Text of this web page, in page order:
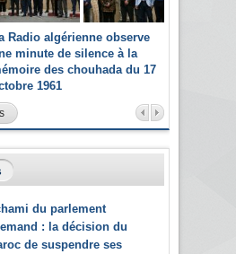
Radio algérienne observe
minute de silence à la
des chouhada du 17
1961
du parlement
: la décision du
de suspendre ses